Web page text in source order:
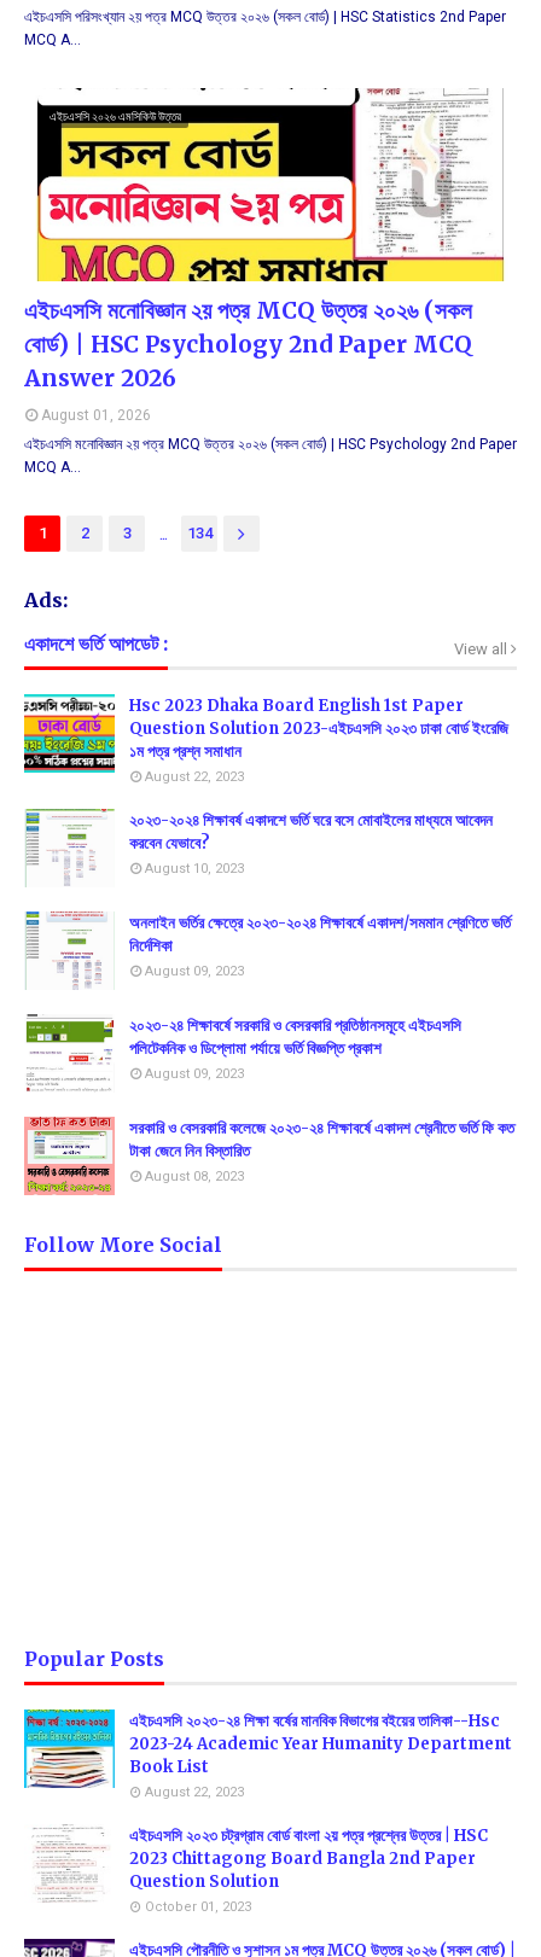
এইচএসসি পরিসংখ্যান ২য় পত্র MCQ উত্তর ২০২৬ (সকল বোর্ড) | HSC Statistics 2nd Paper
MCQ A…
এইচএসসি ২০২৬ এমসিকিউ উত্তর
এইচএসসি মনোবিজ্ঞান ২য় পত্র MCQ উত্তর ২০২৬ (সকল
বোর্ড) | HSC Psychology 2nd Paper MCQ
Answer 2026
August 01, 2026
এইচএসসি মনোবিজ্ঞান ২য় পত্র MCQ উত্তর ২০২৬ (সকল বোর্ড) | HSC Psychology 2nd Paper
MCQ A…
1 2 3 ... 134
Ads:
একাদশে ভর্তি আপডেট :
View all
Hsc 2023 Dhaka Board English 1st Paper
Question Solution 2023-এইচএসসি ২০২৩ ঢাকা বোর্ড ইংরেজি
১ম পত্র প্রশ্ন সমাধান
August 22, 2023
২০২৩-২০২৪ শিক্ষাবর্ষ একাদশে ভর্তি ঘরে বসে মোবাইলের মাধ্যমে আবেদন
করবেন যেভাবে?
August 10, 2023
অনলাইন ভর্তির ক্ষেত্রে ২০২৩-২০২৪ শিক্ষাবর্ষে একাদশ/সমমান শ্রেণিতে ভর্তি
নির্দেশিকা
August 09, 2023
২০২৩-২৪ শিক্ষাবর্ষে সরকারি ও বেসরকারি প্রতিষ্ঠানসমূহে এইচএসসি
পলিটেকনিক ও ডিপ্লোমা পর্যায়ে ভর্তি বিজ্ঞপ্তি প্রকাশ
August 09, 2023
সরকারি ও বেসরকারি কলেজে ২০২৩-২৪ শিক্ষাবর্ষে একাদশ শ্রেনীতে ভর্তি ফি কত
টাকা জেনে নিন বিস্তারিত
August 08, 2023
Follow More Social
Popular Posts
এইচএসসি ২০২৩-২৪ শিক্ষা বর্ষের মানবিক বিভাগের বইয়ের তালিকা--Hsc
2023-24 Academic Year Humanity Department
Book List
August 22, 2023
এইচএসসি ২০২৩ চট্রগ্রাম বোর্ড বাংলা ২য় পত্র প্রশ্নের উত্তর | HSC
2023 Chittagong Board Bangla 2nd Paper
Question Solution
October 01, 2023
এইচএসসি পৌরনীতি ও সুশাসন ১ম পত্র MCQ উত্তর ২০২৬ (সকল বোর্ড) |